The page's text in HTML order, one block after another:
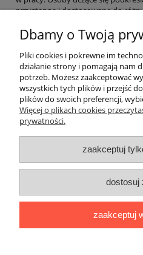
przystępne i dostosowane do
językowych i przyczyniają się do
zawodowego klientów.
produktów!
O
Płatności i
Moje
"Romanista" Internetowa
Ul. Bolesława Limanowskiego
424 186|
Dbamy o Twoją
Pliki cookies i pokrewne im
działanie strony i pomagają nam
potrzeb. Możesz zaakceptować
wszystkich tych plików i przejść
plików do swoich preferencji,
Więcej o plikach cookies
prywatności.
zaakceptuj
dostosuj
zaakceptuj